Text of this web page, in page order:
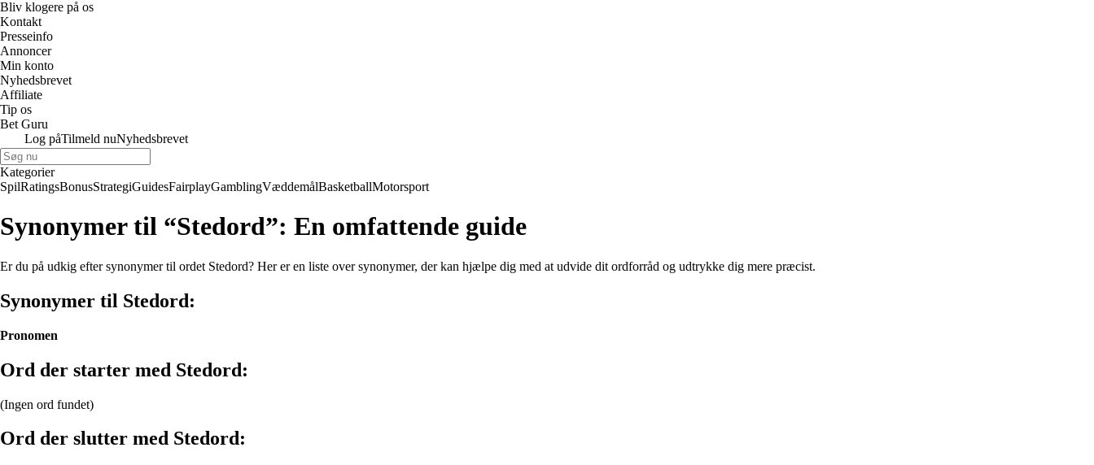
Bliv klogere på os
Kontakt
Presseinfo
Annoncer
Min konto
Nyhedsbrevet
Affiliate
Tip os
Bet Guru
Log påTilmeld nuNyhedsbrevet
Kategorier
SpilRatingsBonusStrategiGuidesFairplayGamblingVæddemålBasketballMotorsport
Synonymer til “Stedord”: En omfattende guide
Er du på udkig efter synonymer til ordet Stedord? Her er en liste over synonymer, der kan hjælpe dig med at udvide dit ordforråd og udtrykke dig mere præcist.
Synonymer til Stedord:
Pronomen
Ord der starter med Stedord:
(Ingen ord fundet)
Ord der slutter med Stedord: